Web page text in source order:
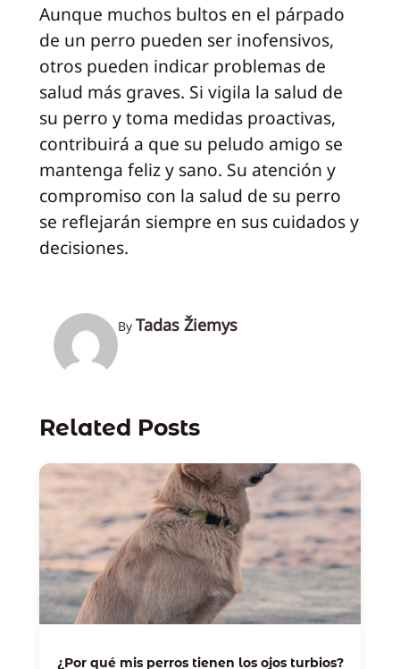
Aunque muchos bultos en el párpado
de un perro pueden ser inofensivos,
otros pueden indicar problemas de
salud más graves. Si vigila la salud de
su perro y toma medidas proactivas,
contribuirá a que su peludo amigo se
mantenga feliz y sano. Su atención y
compromiso con la salud de su perro
se reflejarán siempre en sus cuidados y
decisiones.
By Tadas Žiemys
Related Posts
¿Por qué mis perros tienen los ojos turbios?